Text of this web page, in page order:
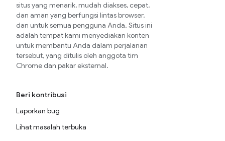
situs yang menarik, mudah diakses, cepat,
dan aman yang berfungsi lintas browser,
dan untuk semua pengguna Anda. Situs ini
adalah tempat kami menyediakan konten
untuk membantu Anda dalam perjalanan
tersebut, yang ditulis oleh anggota tim
Chrome dan pakar eksternal.
Beri kontribusi
Laporkan bug
Lihat masalah terbuka